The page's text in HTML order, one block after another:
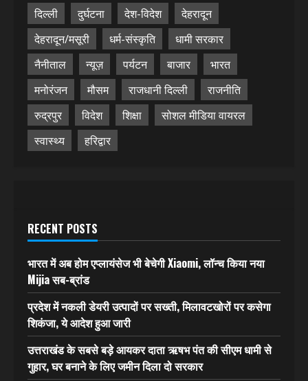
दिल्ली
दुर्घटना देश-विदेश
देहरादून
देहरादून/मसूरी
धर्म-संस्कृति
धामी सरकार
नैनीताल
न्यूज़ पर्यटन बाजार
भारत
मनोरंजन
मौसम राजधानी दिल्ली
राजनीति
रुद्रपुर
विदेश शिक्षा
सोशल मीडिया वायरल
स्वास्थ्य
हरिद्वार
RECENT POSTS
भारत में अब होम एप्लायंसेज भी बेचेगी Xiaomi, लॉन्च किया नया
Mijia सब-ब्रांड
प्रदेश में नकली डेयरी उत्पादों पर सख्ती, मिलावटखोरों पर कसेगा
शिकंजा, ये आदेश हुआ जारी
उत्तराखंड के सबसे बड़े आयकर दाता ऋषभ पंत की सीएम धामी से
गुहार, घर बनाने के लिए जमीन दिला दो सरकार